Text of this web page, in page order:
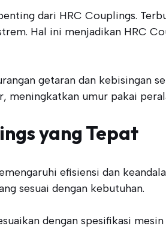
dari HRC Couplings.
Hal ini menjadikan HRC
getaran dan kebisingan
meningkatkan umur pakai
yang Tepat
efisiensi dan
sesuai dengan kebutuhan.
dengan spesifikasi